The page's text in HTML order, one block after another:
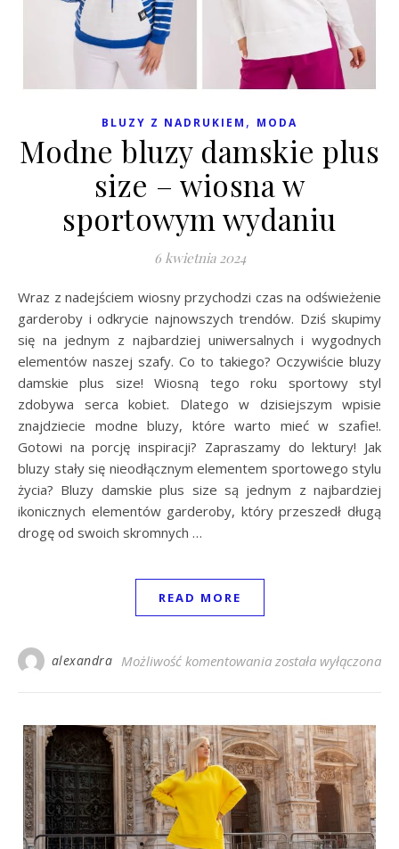
BLUZY Z NADRUKIEM , MODA
Modne bluzy damskie plus
size – wiosna w
sportowym wydaniu
6 kwietnia 2024
Wraz z nadejściem wiosny przychodzi czas na odświeżenie
garderoby i odkrycie najnowszych trendów. Dziś skupimy
się na jednym z najbardziej uniwersalnych i wygodnych
elementów naszej szafy. Co to takiego? Oczywiście bluzy
damskie plus size! Wiosną tego roku sportowy styl
zdobywa serca kobiet. Dlatego w dzisiejszym wpisie
znajdziecie modne bluzy, które warto mieć w szafie!.
Gotowi na porcję inspiracji? Zapraszamy do lektury! Jak
bluzy stały się nieodłącznym elementem sportowego stylu
życia? Bluzy damskie plus size są jednym z najbardziej
ikonicznych elementów garderoby, który przeszedł długą
drogę od swoich skromnych …
READ MORE
alexandra Możliwość komentowania Modne bluzy
została wyłączona